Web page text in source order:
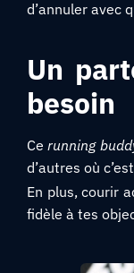
d’annuler avec
Un
besoin
Cerunning
d’autres où
En plus, courir
fidèle à tes